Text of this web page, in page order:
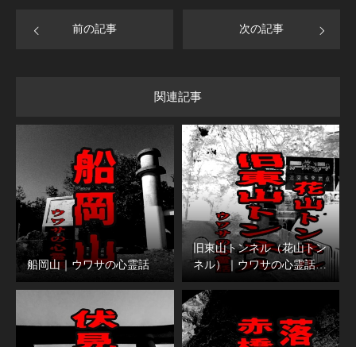
前の記事 次の記事
関連記事
船岡山｜ウワサの心霊話
旧東山トンネル（花山トン
ネル）｜ウワサの心霊話…